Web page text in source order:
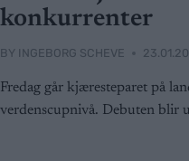
konkurrenter
BY INGEBORG SCHEVE
Fredag går kjæresteparet på
verdenscupnivå. Debuten blir